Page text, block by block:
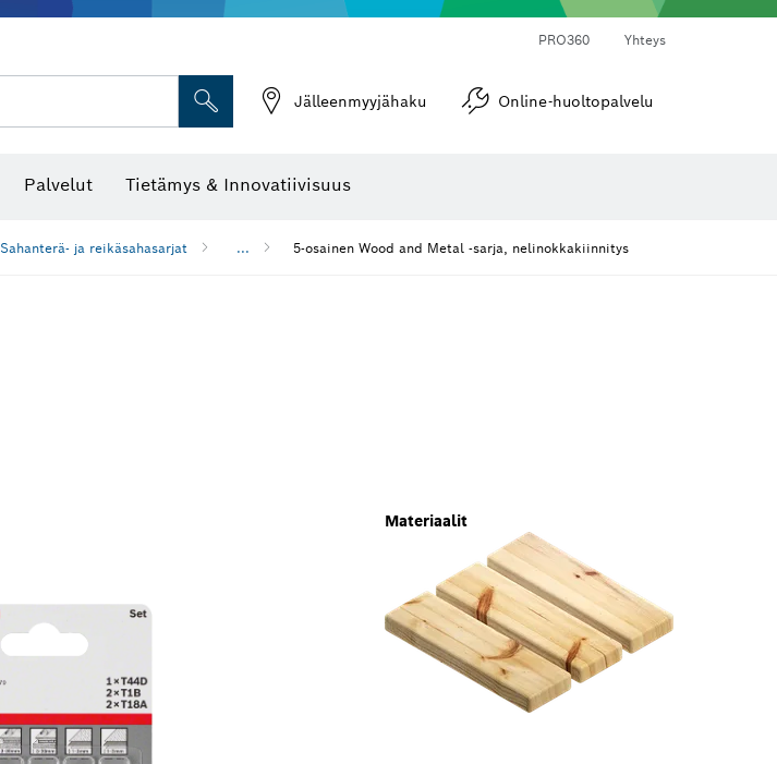
PRO360 Yhteys
Jälleenmyyjähaku Online-huoltopalvelu
Palvelut Tietämys & Innovatiivisuus
Sahanterä- ja reikäsahasarjat ... 5-osainen Wood and Metal ‑sarja, nelinokkakiinnitys
Materiaalit